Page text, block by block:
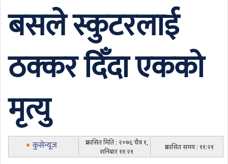
बसले स्कुटरलाई
ठक्कर दिँदा एकको
मृत्यु
कुसेन्यूज
प्रकासित मिति : २०७६ चैत्र १,
शनिबार ११:२१
प्रकासित समय : ११:२१